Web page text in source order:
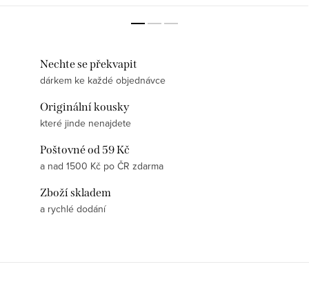
Nechte se překvapit
dárkem ke každé objednávce
Originální kousky
které jinde nenajdete
Poštovné od 59 Kč
a nad 1500 Kč po ČR zdarma
Zboží skladem
a rychlé dodání